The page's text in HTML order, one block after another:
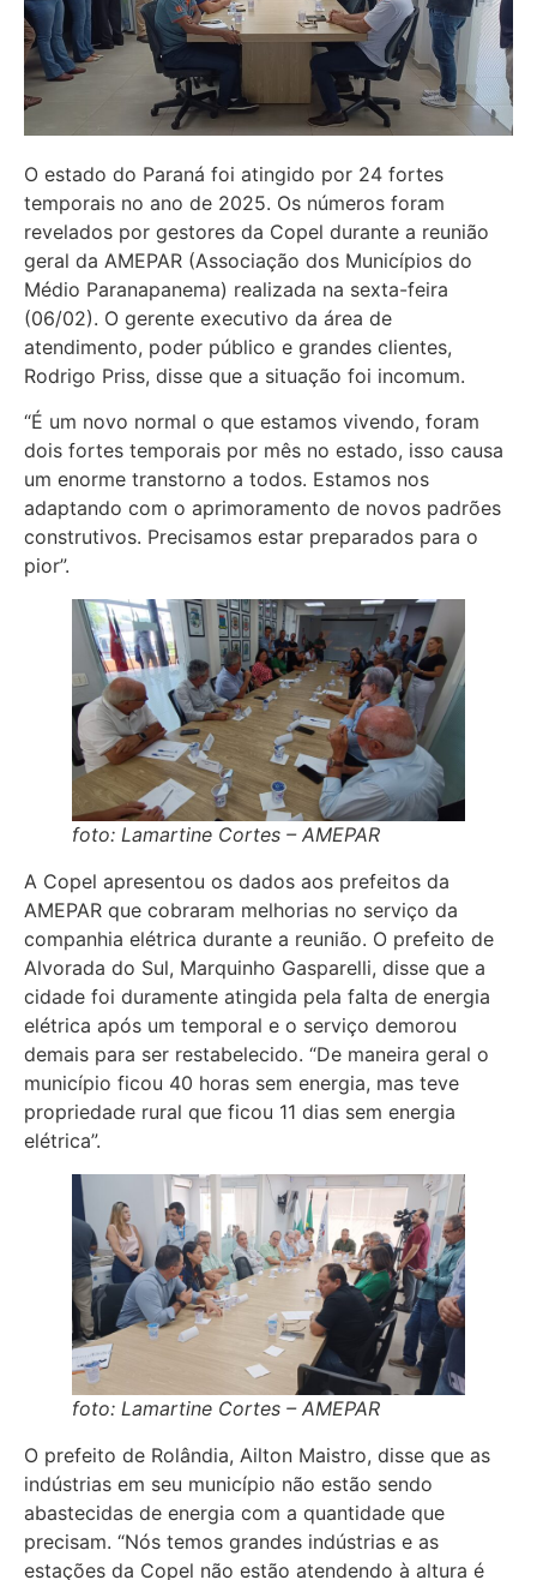
O estado do Paraná foi atingido por 24 fortes
temporais no ano de 2025. Os números foram
revelados por gestores da Copel durante a reunião
geral da AMEPAR (Associação dos Municípios do
Médio Paranapanema) realizada na sexta-feira
(06/02). O gerente executivo da área de
atendimento, poder público e grandes clientes,
Rodrigo Priss, disse que a situação foi incomum.
“É um novo normal o que estamos vivendo, foram
dois fortes temporais por mês no estado, isso causa
um enorme transtorno a todos. Estamos nos
adaptando com o aprimoramento de novos padrões
construtivos. Precisamos estar preparados para o
pior”.
foto: Lamartine Cortes – AMEPAR
A Copel apresentou os dados aos prefeitos da
AMEPAR que cobraram melhorias no serviço da
companhia elétrica durante a reunião. O prefeito de
Alvorada do Sul, Marquinho Gasparelli, disse que a
cidade foi duramente atingida pela falta de energia
elétrica após um temporal e o serviço demorou
demais para ser restabelecido. “De maneira geral o
município ficou 40 horas sem energia, mas teve
propriedade rural que ficou 11 dias sem energia
elétrica”.
foto: Lamartine Cortes – AMEPAR
O prefeito de Rolândia, Ailton Maistro, disse que as
indústrias em seu município não estão sendo
abastecidas de energia com a quantidade que
precisam. “Nós temos grandes indústrias e as
estações da Copel não estão atendendo à altura é